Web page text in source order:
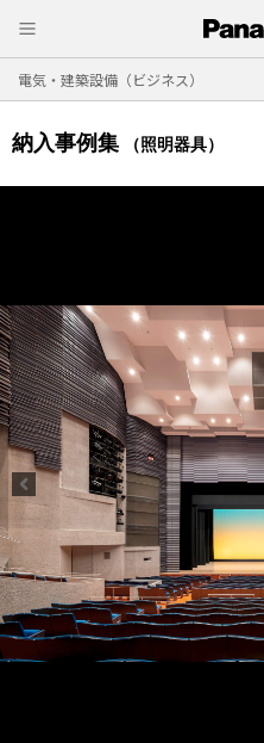
電気・建築設備（ビジネス）
納入事例集 （照明器具）